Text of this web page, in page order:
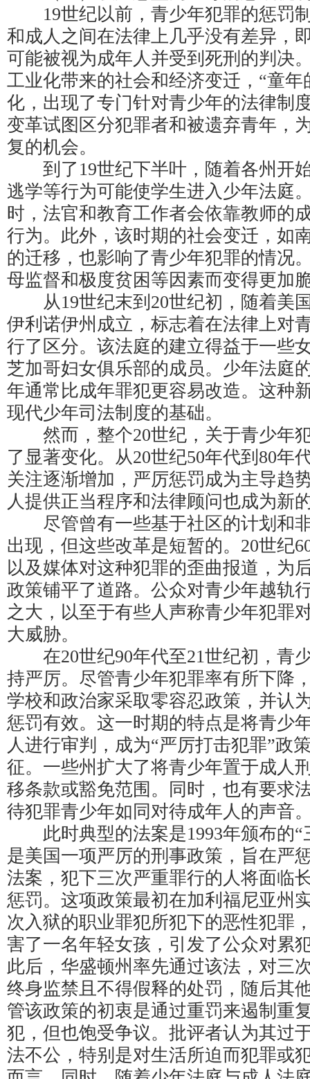
19世纪以前，青少年犯罪的惩罚
和成人之间在法律上几乎没有差异，
可能被视为成年人并受到死刑的判决
工业化带来的社会和经济变迁，“童年
化，出现了专门针对青少年的法律制
变革试图区分犯罪者和被遗弃青年，
复的机会。
到了19世纪下半叶，随着各州开
逃学等行为可能使学生进入少年法庭
时，法官和教育工作者会依靠教师的
行为。此外，该时期的社会变迁，如
的迁移，也影响了青少年犯罪的情况
母监督和极度贫困等因素而变得更加
从19世纪末到20世纪初，随着美
伊利诺伊州成立，标志着在法律上对
行了区分。该法庭的建立得益于一些
芝加哥妇女俱乐部的成员。少年法庭
年通常比成年罪犯更容易改造。这种
现代少年司法制度的基础。
然而，整个20世纪，关于青少年
了显著变化。从20世纪50年代到80年
关注逐渐增加，严厉惩罚成为主导趋
人提供正当程序和法律顾问也成为新
尽管曾有一些基于社区的计划和
出现，但这些改革是短暂的。20世纪
以及媒体对这种犯罪的歪曲报道，为
政策铺平了道路。公众对青少年越轨
之大，以至于有些人声称青少年犯罪
大威胁。
在20世纪90年代至21世纪初，青
持严厉。尽管青少年犯罪率有所下降
学校和政治家采取零容忍政策，并认
惩罚有效。这一时期的特点是将青少
人进行审判，成为“严厉打击犯罪”政
征。一些州扩大了将青少年置于成人
移条款或豁免范围。同时，也有要求
待犯罪青少年如同对待成年人的声音
此时典型的法案是1993年颁布的“
是美国一项严厉的刑事政策，旨在严
法案，犯下三次严重罪行的人将面临
惩罚。这项政策最初在加利福尼亚州
次入狱的职业罪犯所犯下的恶性犯罪
害了一名年轻女孩，引发了公众对累
此后，华盛顿州率先通过该法，对三
终身监禁且不得假释的处罚，随后其
管该政策的初衷是通过重罚来遏制重
犯，但也饱受争议。批评者认为其过
法不公，特别是对生活所迫而犯罪或